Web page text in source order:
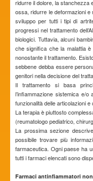
ridurre il dolore, la stanchezza
ossa, ridurre le deformazioni
sviluppo per tutti i tipi di
progressi nel trattamento
biologici. Tuttavia, alcuni
che significa che la malattia
nonostante il trattamento.
sebbene debba essere
genitori nella decisione del
Il trattamento si basa
l’infiammazione sistemica e/
funzionalità delle articolazioni
La terapia è piuttosto
(reumatologo pediatrico,
La prossima sezione
possibile trovare più
farmaceutica. Ogni paese ha
tutti i farmaci elencati sono
Farmaci antinfiammatori